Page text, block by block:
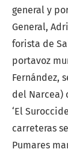
general y
General,
forista de
portavoz
Fernández,
del Narcea)
‘El
carreteras
Pumares